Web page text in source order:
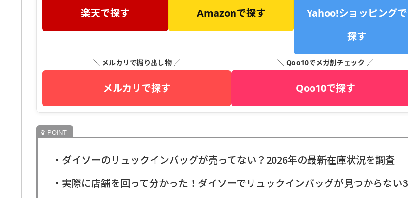
楽天で探す Amazonで探す
Yahoo!ショッピングで
探す
＼ メルカリで掘り出し物 ／
メルカリで探す
＼ Qoo10でメガ割チェック ／
Qoo10で探す
・ダイソーのリュックインバッグが売ってない？2026年の最新在庫状況を調査
・実際に店舗を回って分かった！ダイソーでリュックインバッグが見つからない3